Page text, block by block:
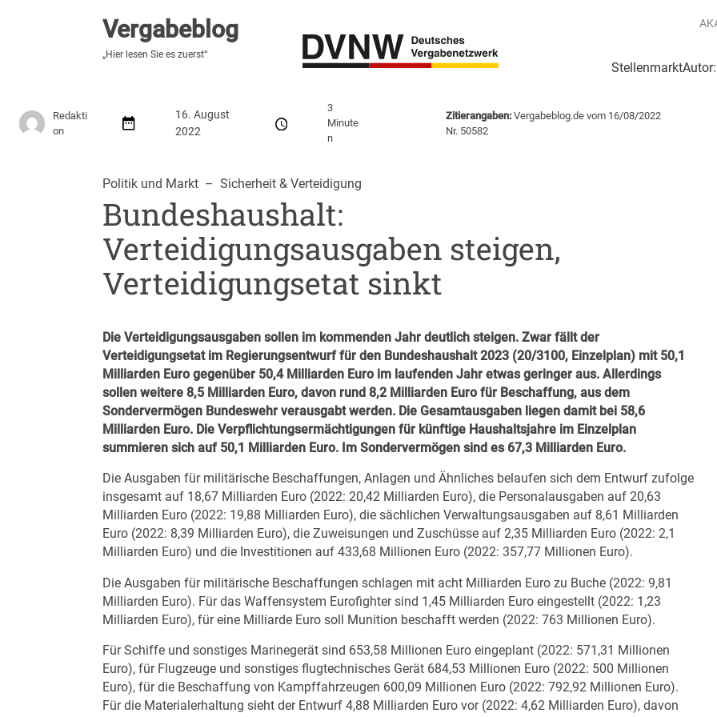
Vergabeblog
„Hier lesen Sie es zuerst“
Stellenmarkt
Vergabeblog
„Fundiert, praxisnah, kontrovers“
Redakti
on
16. August
2022
3
Minute
n
Zitierangaben:Vergabeblog.de vom 16/08/2022
Nr. 50582
Politik und Markt
  –
Sicherheit & Verteidigung
Bundeshaushalt:
Verteidigungsausgaben steigen,
Verteidigungsetat sinkt
Die Verteidigungsausgaben sollen im kommenden Jahr deutlich steigen. Zwar fällt der
Verteidigungsetat im Regierungsentwurf für den Bundeshaushalt 2023 (20/3100, Einzelplan) mit 50,1
Milliarden Euro gegenüber 50,4 Milliarden Euro im laufenden Jahr etwas geringer aus. Allerdings
sollen weitere 8,5 Milliarden Euro, davon rund 8,2 Milliarden Euro für Beschaffung, aus dem
Sondervermögen Bundeswehr verausgabt werden. Die Gesamtausgaben liegen damit bei 58,6
Milliarden Euro. Die Verpflichtungsermächtigungen für künftige Haushaltsjahre im Einzelplan
summieren sich auf 50,1 Milliarden Euro. Im Sondervermögen sind es 67,3 Milliarden Euro.
Die Ausgaben für militärische Beschaffungen, Anlagen und Ähnliches belaufen sich dem Entwurf zufolge
insgesamt auf 18,67 Milliarden Euro (2022: 20,42 Milliarden Euro), die Personalausgaben auf 20,63
Milliarden Euro (2022: 19,88 Milliarden Euro), die sächlichen Verwaltungsausgaben auf 8,61 Milliarden
Euro (2022: 8,39 Milliarden Euro), die Zuweisungen und Zuschüsse auf 2,35 Milliarden Euro (2022: 2,1
Milliarden Euro) und die Investitionen auf 433,68 Millionen Euro (2022: 357,77 Millionen Euro).
Die Ausgaben für militärische Beschaffungen schlagen mit acht Milliarden Euro zu Buche (2022: 9,81
Milliarden Euro). Für das Waffensystem Eurofighter sind 1,45 Milliarden Euro eingestellt (2022: 1,23
Milliarden Euro), für eine Milliarde Euro soll Munition beschafft werden (2022: 763 Millionen Euro).
Für Schiffe und sonstiges Marinegerät sind 653,58 Millionen Euro eingeplant (2022: 571,31 Millionen
Euro), für Flugzeuge und sonstiges flugtechnisches Gerät 684,53 Millionen Euro (2022: 500 Millionen
Euro), für die Beschaffung von Kampffahrzeugen 600,09 Millionen Euro (2022: 792,92 Millionen Euro).
Für die Materialerhaltung sieht der Entwurf 4,88 Milliarden Euro vor (2022: 4,62 Milliarden Euro), davon